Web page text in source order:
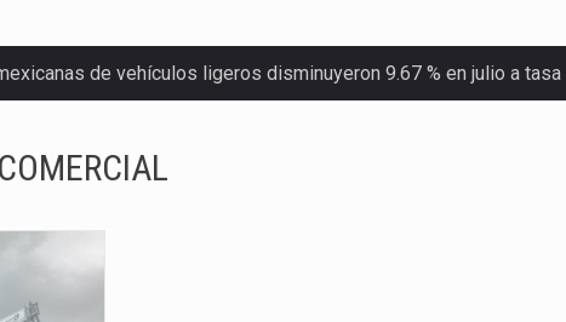
America (CPA) solicitó al gobierno de Estados Unidos
determinados a empresas IMMEX rara vez nacen de una